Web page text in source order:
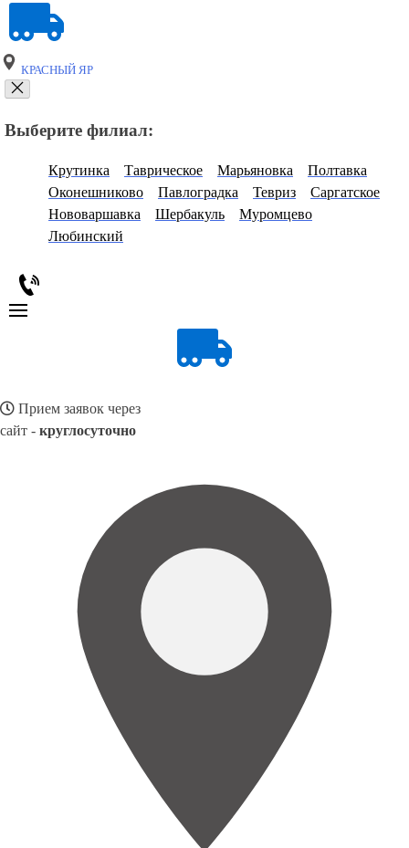
КРАСНЫЙ ЯР
Выберите филиал:
Крутинка Таврическое Марьяновка
Полтавка
Оконешниково
Павлоградка Тевриз
Саргатское
Нововаршавка
Шербакуль
Муромцево
Любинский
Прием заявок через
сайт - круглосуточно